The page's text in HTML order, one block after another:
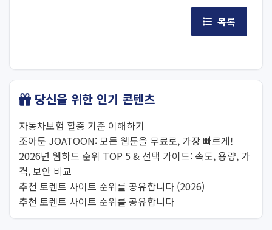
목록
당신을 위한 인기 콘텐츠
자동차보험 할증 기준 이해하기
조아툰 JOATOON: 모든 웹툰을 무료로, 가장 빠르게!
2026년 웹하드 순위 TOP 5 & 선택 가이드: 속도, 용량, 가
격, 보안 비교
추천 토렌트 사이트 순위를 공유합니다 (2026)
추천 토렌트 사이트 순위를 공유합니다